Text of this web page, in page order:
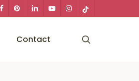
facebookpinterestlinkedinyoutubeinstagram
tiktok
Contact